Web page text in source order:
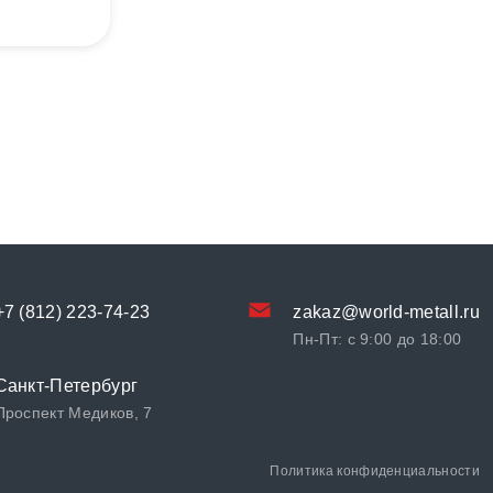
(812) 223-74-23 zakaz@world-metall.ru
Пн-Пт: с 9:00 до 18:00
Петербург
Медиков, 7
Политика конфиденциальности